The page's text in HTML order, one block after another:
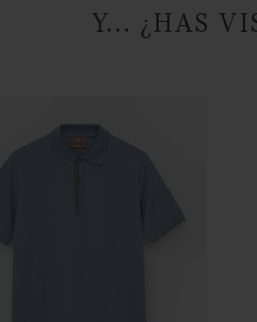
Y... ¿HAS